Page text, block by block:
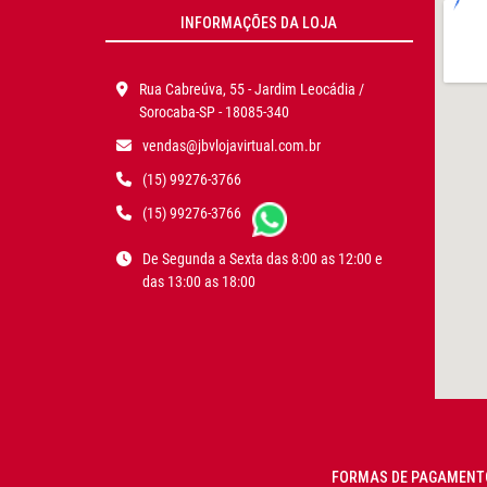
INFORMAÇÕES DA LOJA
Rua Cabreúva, 55 - Jardim Leocádia /
Sorocaba-SP - 18085-340
vendas@jbvlojavirtual.com.br
(15) 99276-3766
(15) 99276-3766
De Segunda a Sexta das 8:00 as 12:00 e
das 13:00 as 18:00
FORMAS DE